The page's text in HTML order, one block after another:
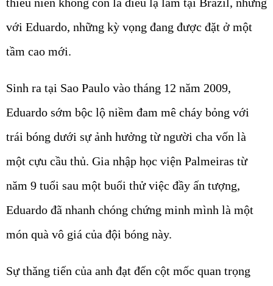
với Eduardo, những kỳ vọng đang được đặt ở một
tầm cao mới.
Sinh ra tại Sao Paulo vào tháng 12 năm 2009,
Eduardo sớm bộc lộ niềm đam mê cháy bỏng với
trái bóng dưới sự ảnh hưởng từ người cha vốn là
một cựu cầu thủ. Gia nhập học viện Palmeiras từ
năm 9 tuổi sau một buổi thử việc đầy ấn tượng,
Eduardo đã nhanh chóng chứng minh mình là một
món quà vô giá của đội bóng này.
Sự thăng tiến của anh đạt đến cột mốc quan trọng